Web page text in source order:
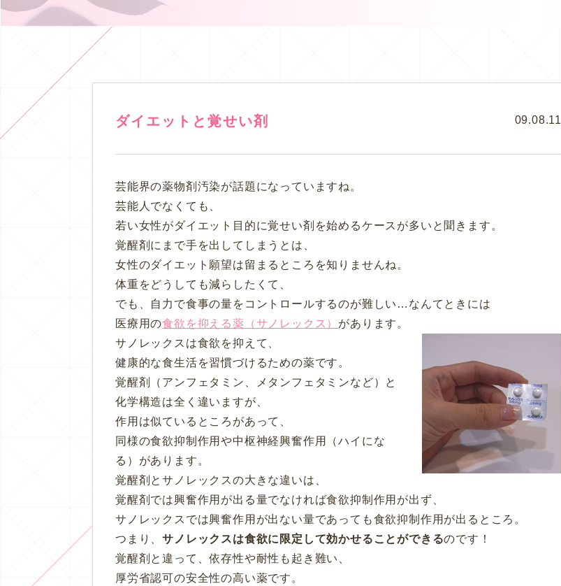
ダイエットと覚せい剤 09.08.11
芸能界の薬物剤汚染が話題になっていますね。
芸能人でなくても、
若い女性がダイエット目的に覚せい剤を始めるケースが多いと聞きます。
覚醒剤にまで手を出してしまうとは、
女性のダイエット願望は留まるところを知りませんね。
体重をどうしても減らしたくて、
でも、自力で食事の量をコントロールするのが難しい…なんてときには
医療用の食欲を抑える薬（サノレックス） があります。
サノレックスは食欲を抑えて、
健康的な食生活を習慣づけるための薬です。
覚醒剤（アンフェタミン、メタンフェタミンなど）と
化学構造は全く違いますが、
作用は似ているところがあって、
同様の食欲抑制作用や中枢神経興奮作用（ハイにな
る）があります。
覚醒剤とサノレックスの大きな違いは、
覚醒剤では興奮作用が出る量でなければ食欲抑制作用が出ず、
サノレックスでは興奮作用が出ない量であっても食欲抑制作用が出るところ。
つまり、サノレックスは食欲に限定して効かせることができるのです！
覚醒剤と違って、依存性や耐性も起き難い、
厚労省認可の安全性の高い薬です。